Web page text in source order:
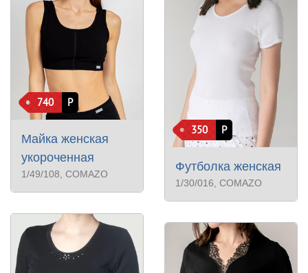
740 Р
Майка женская
укороченная
1/49/108, COMAZO
350 Р
Футболка женская
1/30/016 , COMAZO